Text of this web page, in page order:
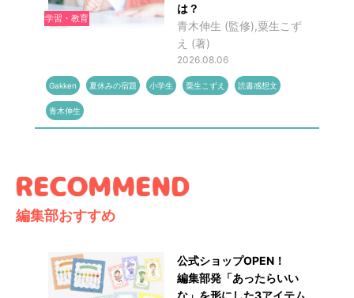
学習・教育
は？
青木伸生 (監修),粟生こず
え (著)
2026.08.06
Gakken 夏休みの宿題 小学生 粟生こずえ 読書感想文
青木伸生
編集部おすすめ
公式ショップOPEN！
編集部発「あったらいい